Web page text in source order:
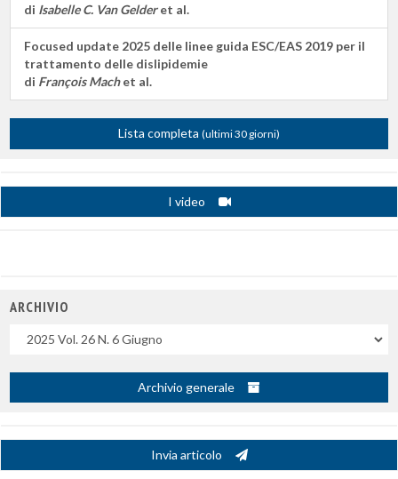
di Isabelle C. Van Gelderet al.
Focused update 2025 delle linee guida ESC/EAS 2019 per il
trattamento delle dislipidemie
di François Machet al.
Lista completa (ultimi 30 giorni)
I video
ARCHIVIO
Uscite
Archivio generale
Invia articolo